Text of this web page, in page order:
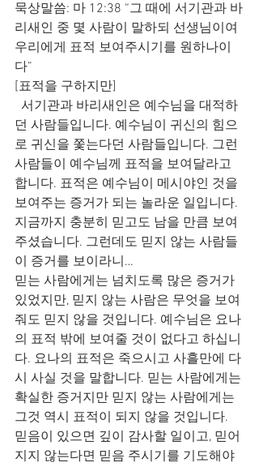
묵상말씀: 마 12:38 “그 때에 서기관과 바
리새인 중 몇 사람이 말하되 선생님이여
우리에게 표적 보여주시기를 원하나이
다”
[표적을 구하지만]
던 사람들입니다. 예수님이 귀신의 힘으
로 귀신을 쫓는다던 사람들입니다. 그런
사람들이 예수님께 표적을 보여달라고
합니다. 표적은 예수님이 메시야인 것을
보여주는 증거가 되는 놀라운 일입니다.
지금까지 충분히 믿고도 남을 만큼 보여
주셨습니다. 그런데도 믿지 않는 사람들
이 증거를 보이라니…
믿는 사람에게는 넘치도록 많은 증거가
있었지만, 믿지 않는 사람은 무엇을 보여
줘도 믿지 않을 것입니다. 예수님은 요나
의 표적 밖에 보여줄 것이 없다고 하십니
다. 요나의 표적은 죽으시고 사흘만에 다
시 사실 것을 말합니다. 믿는 사람에게는
확실한 증거지만 믿지 않는 사람에게는
그것 역시 표적이 되지 않을 것입니다.
믿음이 있으면 깊이 감사할 일이고, 믿어
지지 않는다면 믿음 주시기를 기도해야